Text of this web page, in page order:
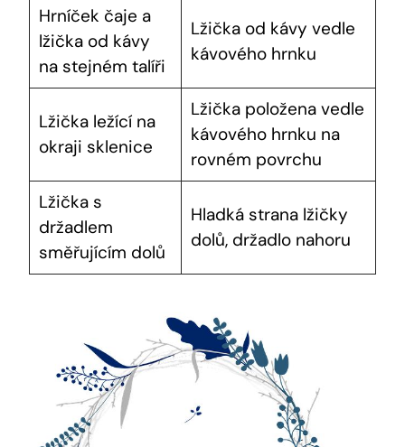
Hrníček čaje a
lžička od kávy
na stejném talíři
Lžička⁢ od ​kávy vedle
kávového hrnku
Lžička ležící na
okraji sklenice
Lžička položena ‌vedle
kávového hrnku na
rovném povrchu
Lžička s‍
držadlem
směřujícím dolů
Hladká strana lžičky
dolů, ⁣držadlo nahoru